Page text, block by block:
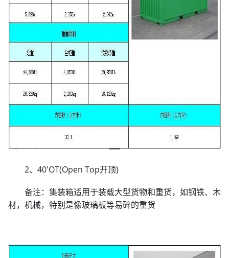
2、40'OT(Open Top开顶)
备注：集装箱适用于装载大型货物和重货，如钢铁、木
材，机械，特别是像玻璃板等易碎的重货